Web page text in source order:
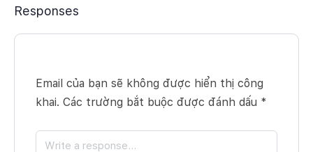
Responses
Email của bạn sẽ không được hiển thị công
khai. Các trường bắt buộc được đánh dấu *